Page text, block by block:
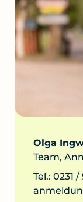
Olga
Team,
Tel.: 0231